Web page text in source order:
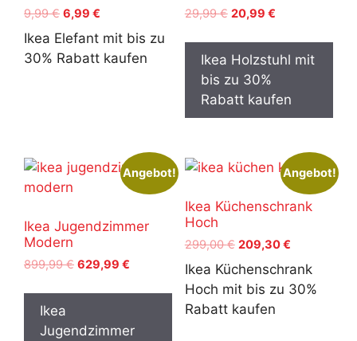
9,99€ Ursprünglicher
Preis
war:
9,99 €
6,99 €
Preis
ist:
6,99 €.
Ikea Elefant mit bis zu
30% Rabatt kaufen
29,99€ Ursprünglicher
war:
29,99 €
20,99 €Aktueller
ist:
20,99 €.
Ikea Holzstuhl mit
bis zu 30%
Rabatt kaufen
Angebot!
Ikea Jugendzimmer
Modern
899,99€ Ursprünglicher
war:
629,99 €
ist:
Ikea
Jugendzimmer
Angebot!
Ikea Küchenschrank
Hoch
299,00€ Ursprünglicher
Preis
war:
299,00 €
209,30€Aktueller
Preis
ist:
209,30 €.
Ikea Küchenschrank
Hoch mit bis zu 30%
Rabatt kaufen